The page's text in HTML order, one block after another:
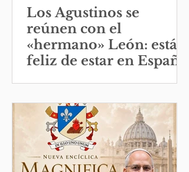
Los Agustinos se
reúnen con el
«hermano» León: está
feliz de estar en España